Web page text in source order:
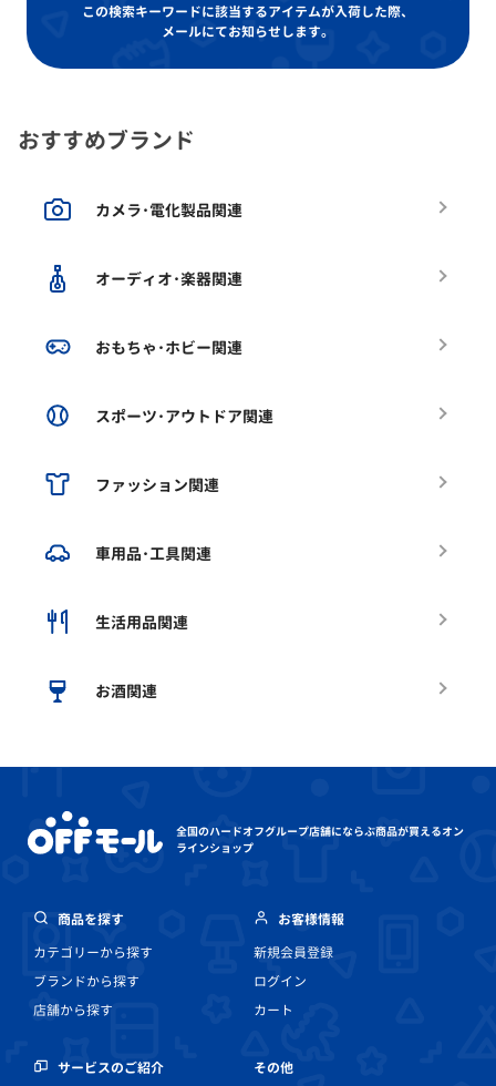
この検索キーワードに該当するアイテムが入荷した際、
メールにてお知らせします。
おすすめブランド
カメラ･電化製品関連
オーディオ･楽器関連
おもちゃ･ホビー関連
スポーツ･アウトドア関連
ファッション関連
車用品･工具関連
生活用品関連
お酒関連
全国のハードオフグループ店舗にならぶ商品が買えるオン
ラインショップ
商品を探す
カテゴリーから探す
ブランドから探す
店舗から探す
お客様情報
新規会員登録
ログイン
カート
サービスのご紹介 その他